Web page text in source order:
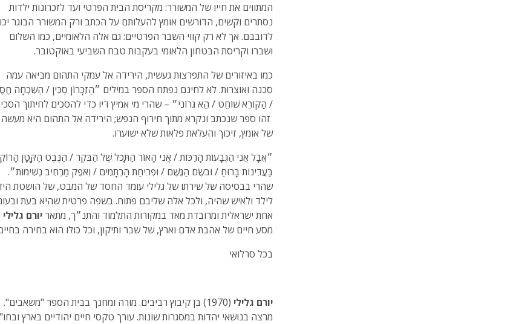
המתווים את חייו של המשורר: מקריסת הבית הפרטי ועד לזכרונות ילדות
נסתרים וקשים, הדורשים אומץ להעלותם על הכתב ורק המשורר הבוגר
לדובבם. אך לא רק קווי השבר הפרטיים: גם אלה הלאומיים, כמו השלום
ושברו וקריסת הבטחון הלאומי בעקבות טבח השביעי באוקטובר.
כמו באיזורים של התפרצות געשית, הירידה אל עמקי התהום מביאה עמה
סכנה ואוצרות. לא לחינם נפתח הספר במילים ״הַזִּכָּרוֹן סַכִּין / הַשִּׁכְחָה
/ הַקּוֹרֵא שׁוֹחֵט / הֵא גְּרוֹנִי״ – שהרי מי אמיץ דיו כדי להסכים לחיתוך
זהו ספר שנכתב ונקרא מתוך חירוף הנפש; הירידה אל התהום היא מעשה
של אומץ, זיכוך והעלאת פלאות שלא ישוערו.
״אֲבָל אֲנִי הַגְּבָעוֹת הָרַכּוֹת / אֲנִי הָאוֹר הַתָּכֹל שֶׁל הַבֹּקֶר / הַנֶּבֶט הַקָּטָן
בַּעֲדִינוֹת בָּרוּחַ / וּבֹשֶׂם הַגֶּשֶׁם / וּפְרִיחַת הָרְתָמִים / וְאֹפֶק מַרְחִיב נְשִׁימוֹת״.
שהרי בבסיסה של שירתו של גלילי עומד החסד של המבט, של הושטת
לילד ולאיש שהיה, ולכל אלה שליבם פתוח. בשפה פרטית שהיא בעת
אחת ישראלית ומרובדת מאד במקורות התלמוד והתנ״ך, מתאריורם גלילי
מסע חיים של אהבת אדם וארץ, של שבר ותיקון, וכל כולו הוא בחירה
בכל סרלואי
יורם גלילי
(1970) בן קיבוץ רביבים. מורה ומחנך בבית הספר "משאבים".
מרצה בנושאי יהדות במסגרות שונות. עורך טקסי חיים יהודיים בארץ